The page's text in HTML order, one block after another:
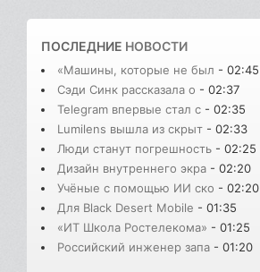
ПОСЛЕДНИЕ НОВОСТИ
«Машины, которые не был - 02:45
Сэди Синк рассказала о - 02:37
Telegram впервые стал с - 02:35
Lumilens вышла из скрыт - 02:33
Люди станут погрешность - 02:25
Дизайн внутреннего экра - 02:20
Учёные с помощью ИИ ско - 02:20
Для Black Desert Mobile - 01:35
«ИТ Школа Ростелекома» - 01:25
Российский инженер запа - 01:20